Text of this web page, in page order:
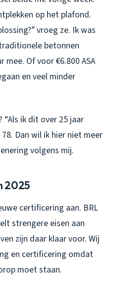
op het plafond.
vroeg ze. Ik was
betonnen
mee. Of voor €6.800 ASA
en veel minder
“Als ik dit over 25 jaar
Dan wil ik hier niet meer
volgens mij.
2025
certificering aan. BRL
strengere eisen aan
zijn daar klaar voor. Wij
en certificering omdat
moet staan.